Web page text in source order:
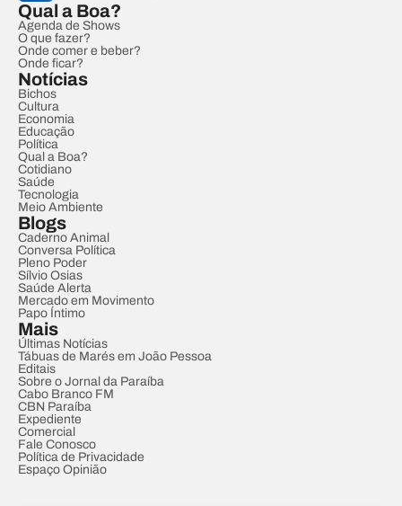
Qual a Boa?
Agenda de Shows
O que fazer?
Onde comer e beber?
Onde ficar?
Notícias
Bichos
Cultura
Economia
Educação
Política
Qual a Boa?
Cotidiano
Saúde
Tecnologia
Meio Ambiente
Blogs
Caderno Animal
Conversa Política
Pleno Poder
Sílvio Osias
Saúde Alerta
Mercado em Movimento
Papo Íntimo
Mais
Últimas Notícias
Tábuas de Marés em João Pessoa
Editais
Sobre o Jornal da Paraíba
Cabo Branco FM
CBN Paraíba
Expediente
Comercial
Fale Conosco
Política de Privacidade
Espaço Opinião